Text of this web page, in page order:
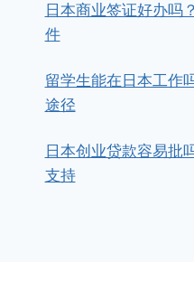
日本商业签证好办吗
件
留学生能在日本工作
途径
日本创业贷款容易批
支持